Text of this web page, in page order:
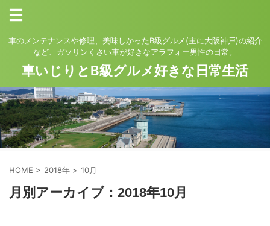
車のメンテナンスや修理、美味しかったB級グルメ(主に大阪神戸)の紹介
など、ガソリンくさい車が好きなアラフォー男性の日常。
車いじりとB級グルメ好きな日常生活
HOME > 2018年 > 10月
月別アーカイブ：2018年10月